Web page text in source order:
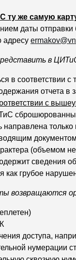
ту же самую
даты
адресу
в
в соответствии
отчета в
с
направлена
(объемом
сведения об
как грубое
возвращаются
доступа,
нумерации